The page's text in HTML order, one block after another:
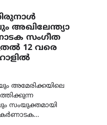
അഖിലേന്ത്യാ
സംഗീത
12 വരെ
അമേരിക്കയിലെ
സംയുക്തമായി
കർണാടക…